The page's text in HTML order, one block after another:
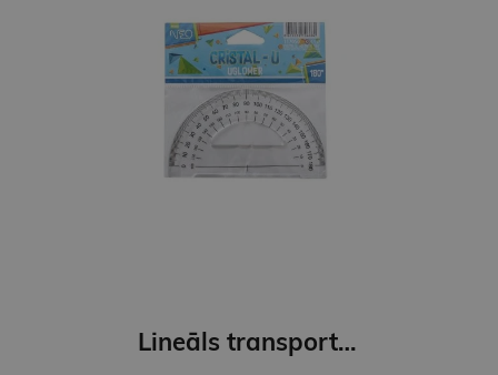
Lineāls transportieris, 180*